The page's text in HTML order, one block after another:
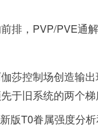
排，PVP/PVE通
莎控制场创造
于旧系统的两个
版T0眷属强度分